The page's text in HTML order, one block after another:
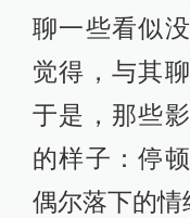
聊一些看似
觉得，与其
于是，那些
的样子：停
偶尔落下的情